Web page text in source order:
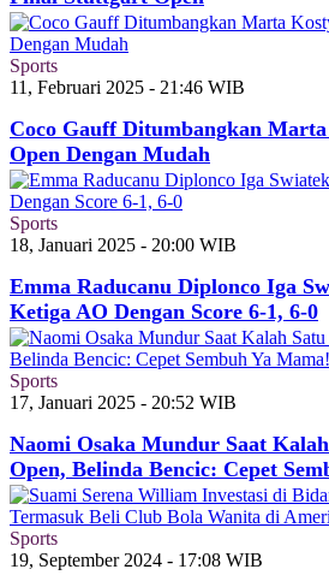
Sports
11, Februari 2025 - 21:46 WIB
Coco Gauff Ditumbangkan
Open Dengan Mudah
Sports
18, Januari 2025 - 20:00 WIB
Emma Raducanu Diplonco Iga
Ketiga AO Dengan Score 6-1, 6-0
Sports
17, Januari 2025 - 20:52 WIB
Naomi Osaka Mundur Saat
Open, Belinda Bencic: Cepet
Sports
19, September 2024 - 17:08 WIB